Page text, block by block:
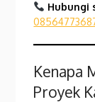
Hubungi
Kenapa
Proyek